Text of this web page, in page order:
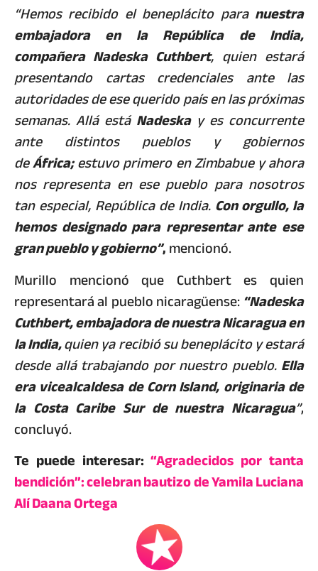
“Hemos recibido el beneplácito para nuestra
embajadora en la República de India,
compañera Nadeska Cuthbert, quien estará
presentando cartas credenciales ante las
autoridades de ese querido país en las próximas
semanas. Allá estáNadeskay es concurrente
ante distintos pueblos y gobiernos
deÁfrica;estuvo primero en Zimbabue y ahora
nos representa en ese pueblo para nosotros
tan especial, República de India.Con orgullo, la
hemos designado para representar ante ese
gran pueblo y gobierno”,mencionó.
Murillo mencionó que Cuthbert es quien
representará al pueblo nicaragüense:“Nadeska
Cuthbert, embajadora de nuestra Nicaragua en
la India,quien ya recibió su beneplácito y estará
desde allá trabajando por nuestro pueblo.Ella
era vicealcaldesa de Corn Island, originaria de
la Costa Caribe Sur de nuestra Nicaragua”,
concluyó.
Te puede interesar:“Agradecidos por tanta
bendición”: celebran bautizo de Yamila Luciana
Alí Daana Ortega